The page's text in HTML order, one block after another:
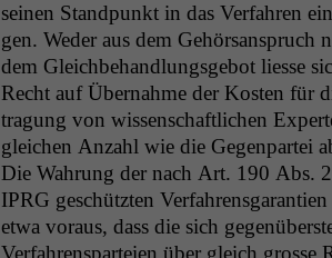
seinen Stand­punkt in das Ver­fahren
gen. Wed­er aus dem Gehör­sanspruch
dem Gle­ich­be­hand­lungs­ge­bot liesse
Recht auf Über­nahme der Kosten für
tra­gung von wis­senschaftlichen
gle­ichen Anzahl wie die Gegen­partei
Die Wahrung der nach Art. 190 Abs.
IPRG geschützten
etwa voraus, dass die sich
Ver­fahrensparteien über gle­ich grosse
Cookies
Diese
Cookies
nicht
optional, es
braucht sie,
damit die